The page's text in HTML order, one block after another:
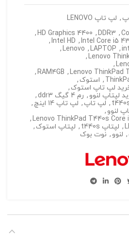
, لپ تاپ LENOVO
,
DDR3
,
HD Graphics 4400
,
Intel Core i5
,
Intel HD
,
,
LAPTOP
,
Lenovo
,
Lenovo
,
,
Lenovo ThinkPad
,
RAM4GB
,
, استوک ,
لپ تاپ استوک ,
لپتاپ لنوو , رم 4 گیگ ddr3
,
, لپ تاپ , لپ تاپ 14 اینچ
,
لنوو ,
,
, لپتاپ t440s , لپتاپ استوک ,
, لنوو , نوت بوک